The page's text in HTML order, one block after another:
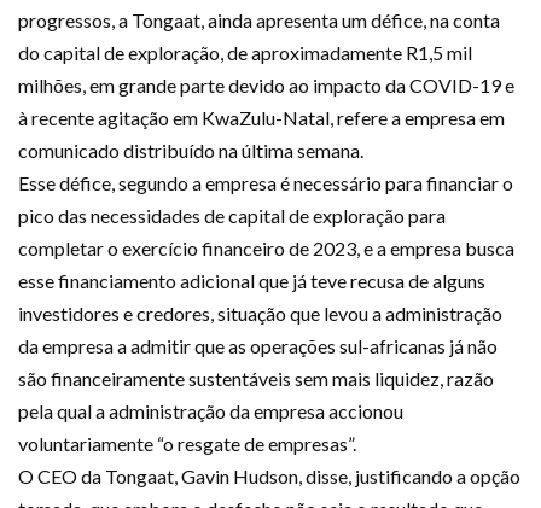
progressos, a Tongaat, ainda apresenta um défice, na conta
do capital de exploração, de aproximadamente R1,5 mil
milhões, em grande parte devido ao impacto da COVID-19 e
à recente agitação em KwaZulu-Natal, refere a empresa em
comunicado distribuído na última semana.
Esse défice, segundo a empresa é necessário para financiar o
pico das necessidades de capital de exploração para
completar o exercício financeiro de 2023, e a empresa busca
esse financiamento adicional que já teve recusa de alguns
investidores e credores, situação que levou a administração
da empresa a admitir que as operações sul-africanas já não
são financeiramente sustentáveis sem mais liquidez, razão
pela qual a administração da empresa accionou
voluntariamente “o resgate de empresas”.
O CEO da Tongaat, Gavin Hudson, disse, justificando a opção